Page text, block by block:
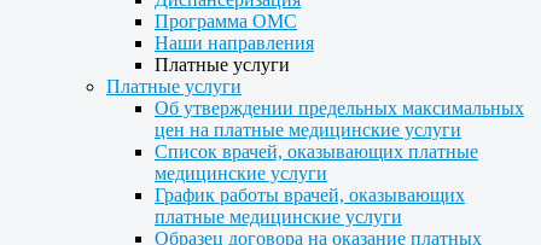
Программа ОМС
Наши направления
Платные услуги
Платные услуги
Об утверждении предельных максимальных
цен на платные медицинские услуги
Список врачей, оказывающих платные
медицинские услуги
График работы врачей, оказывающих
платные медицинские услуги
Образец договора на оказание платных